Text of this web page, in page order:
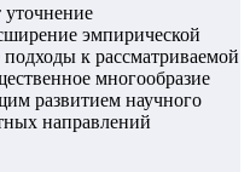
уточнение
эмпирической
к рассматриваемой
многообразие
развитием научного
направлений